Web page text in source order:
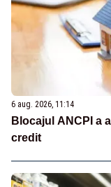
6 aug. 2026, 11:14
Blocajul ANCPI a
credit